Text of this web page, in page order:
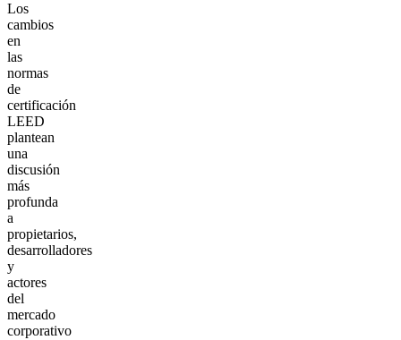
Los
cambios
en
las
normas
de
certificación
LEED
plantean
una
discusión
más
profunda
a
propietarios,
desarrolladores
y
actores
del
mercado
corporativo